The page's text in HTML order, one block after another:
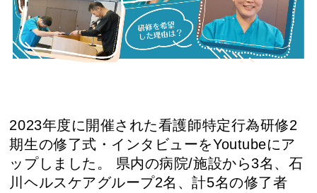
2023年度に開催された看護師特定行為研修2
期生の修了式・インタビューをYoutubeにア
ップしました。 県内の病院/施設から3名、石
川ヘルスケアグループ2名、計5名の修了者